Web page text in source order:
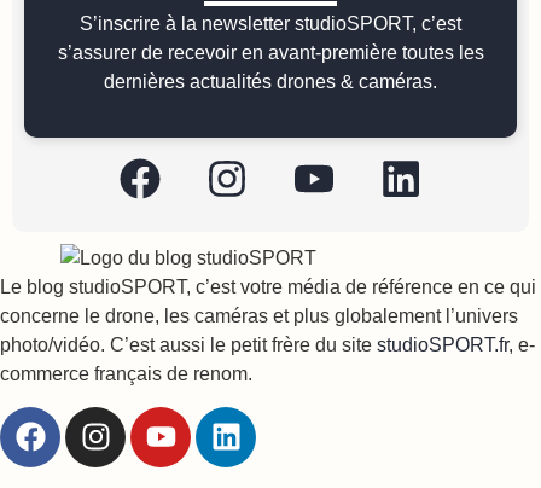
S’inscrire à la newsletter studioSPORT, c’est
s’assurer de recevoir en avant-première toutes les
dernières actualités drones & caméras.
Le blog studioSPORT, c’est votre média de référence en ce qui
concerne le drone, les caméras et plus globalement l’univers
photo/vidéo. C’est aussi le petit frère du site studioSPORT.fr, e-
commerce français de renom.